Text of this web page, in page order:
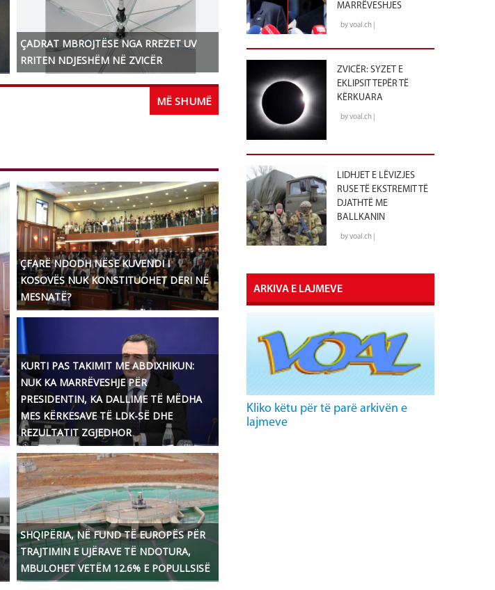
ÇADRAT MBROJTËSE NGA RREZET UV
RRITEN NDJESHËM NË ZVICËR
MË SHUMË
ÇFARË NDODH NËSE KUVENDI I
KOSOVËS NUK KONSTITUOHET DERI NË
MESNATË?
KURTI PAS TAKIMIT ME ABDIXHIKUN:
NUK KA MARRËVESHJE PËR
PRESIDENTIN, KA DALLIME TË MËDHA
MES KËRKESAVE TË LDK-SË DHE
REZULTATIT ZGJEDHOR
SHQIPËRIA, NË FUND TË EUROPËS PËR
TRAJTIMIN E UJËRAVE TË NDOTURA,
MBULOHET VETËM 12.6% E POPULLSISË
MARRËVESHJES
by voal.ch |
ZVICËR: SYZET E
EKLIPSIT TEPËR TË
KËRKUARA
by voal.ch |
LIDHJET E LËVIZJES
RUSE TË EKSTREMIT TË
DJATHTË ME
BALLKANIN
by voal.ch |
ARKIVA E LAJMEVE
Kliko këtu për të parë arkivën e
lajmeve